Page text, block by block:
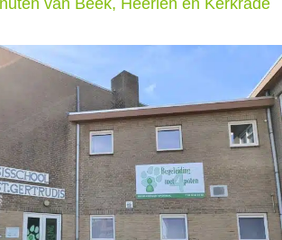
van Beek, Heerlen en Kerkrade